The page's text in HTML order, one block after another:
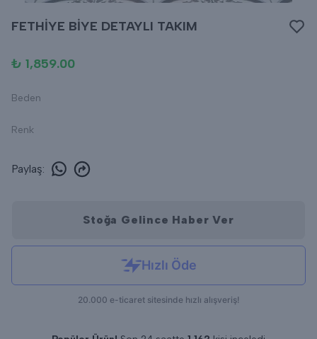
FETHİYE BİYE DETAYLI TAKIM
₺ 1,859.00
Beden
Renk
Paylaş:
Stoğa Gelince Haber Ver